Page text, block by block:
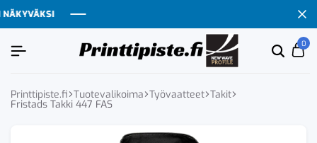
Etsi
0
Printtipiste.fi Tuotevalikoima Työvaatteet Takit
Fristads Takki 447 FAS